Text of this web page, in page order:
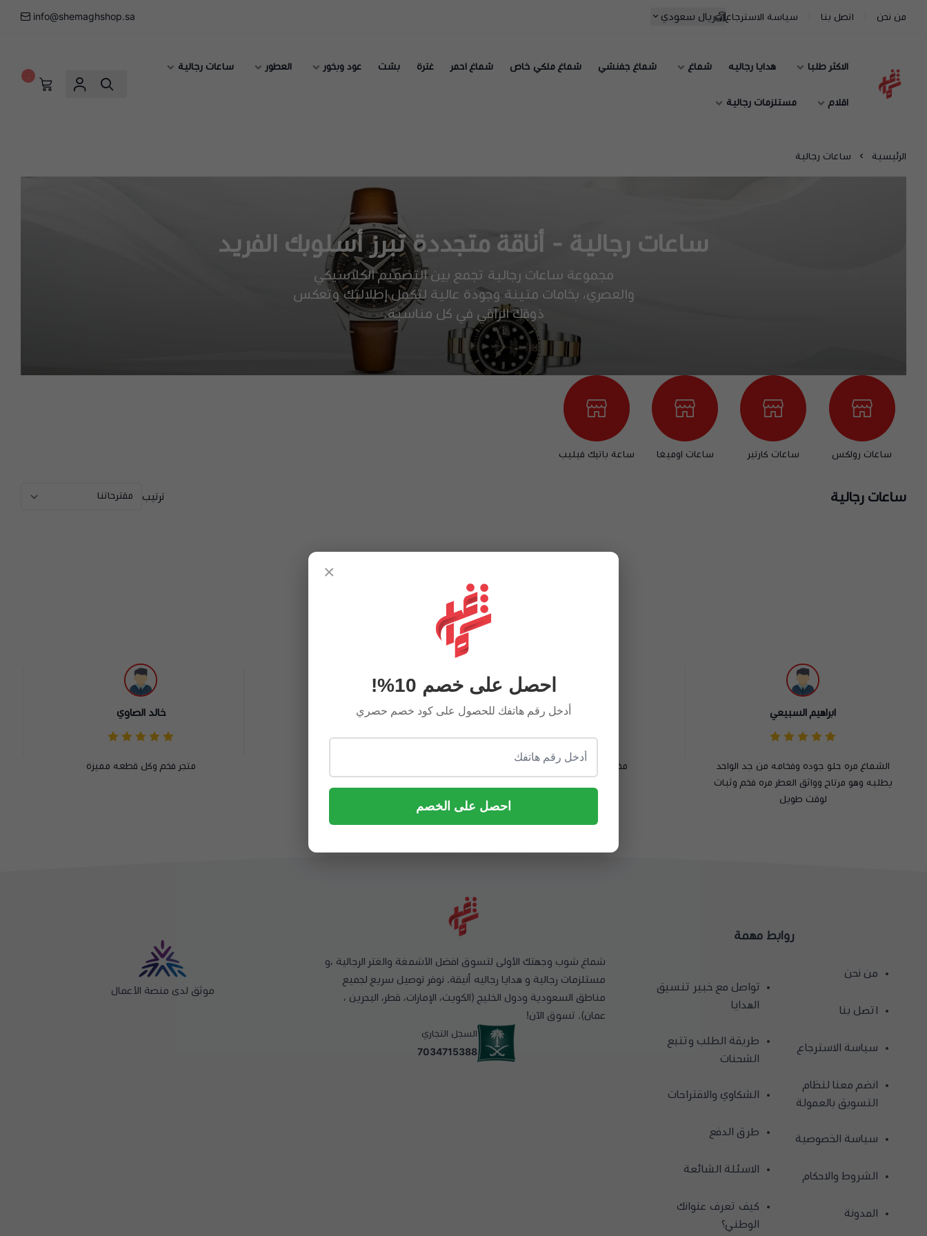
من نحن اتصل بنا سياسة الاسترجاع ريال سعودي info@shemaghshop.sa
شماغ شوب | أفضل متجر شماغ في السعودية
الاكثر طلبا هدايا رجاليه شماغ شماغ جفنشي شماغ ملكي خاص شماغ احمر غترة بشت عود وبخور العطور ساعات رجالية
اقلام مستلزمات رجالية
الرئيسية ساعات رجالية
ساعات رجالية - أناقة متجددة تبرز أسلوبك الفريد
مجموعة ساعات رجالية تجمع بين التصميم الكلاسيكي
والعصري، بخامات متينة وجودة عالية لتكمل إطلالتك وتعكس
ذوقك الراقي في كل مناسبة.
ساعات رولكس ساعات كارتير ساعات اوميغا ساعة باتيك فيليب
ساعات رجالية ترتيب
آراء العملاء
خالد مهدي
مختلف بجميع تفاصيله
حنان الحربي خالد الصاوي مراد السوري
متجر ممتاز
روابط مهمة
من نحن
اتصل بنا
سياسة الاسترجاع
انضم معنا لنظام
التسويق بالعمولة
سياسة الخصوصية
الشروط والاحكام
المدونة
تواصل مع خبير تنسيق
الهدايا
طريقة الطلب وتتبع
الشحنات
الشكاوي والاقتراحات
طرق الدفع
الاسئلة الشائعة
كيف تعرف عنوانك
الوطني؟
شماغ شوب وجهتك الأولى لتسوق افضل الأشمغة والغتر الرجالية ،و
مستلزمات رجالية و هدايا رجاليه أنيقة. نوفر توصيل سريع لجميع
مناطق السعودية ودول الخليج (الكويت، الإمارات، قطر، البحرين ،
عمان). تسوق الآن!
السجل التجاري
7034715388
موثق لدى منصة الأعمال
×
احصل على خصم 10%!
أدخل رقم هاتفك للحصول على كود خصم حصري
احصل على الخصم